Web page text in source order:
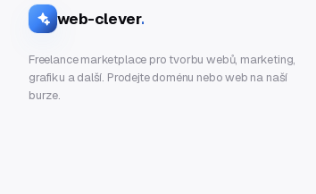
web-clever.
Freelance marketplace pro tvorbu webů, marketing,
grafiku a další. Prodejte doménu nebo web na naší
burze.